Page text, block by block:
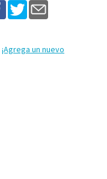
¡Agrega un nuevo